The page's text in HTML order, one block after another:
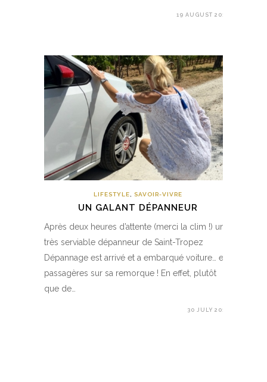
19 AUGUST 2017
LIFESTYLE, SAVOIR-VIVRE
UN GALANT DÉPANNEUR
Après deux heures d’attente (merci la clim !) un
très serviable dépanneur de Saint-Tropez
Dépannage est arrivé et a embarqué voiture… et
passagères sur sa remorque ! En effet, plutôt
que de…
30 JULY 2017